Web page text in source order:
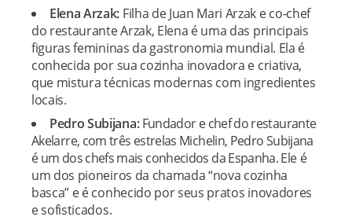
Elena Arzak: Filha de Juan Mari Arzak e co-chef
do restaurante Arzak, Elena é uma das principais
figuras femininas da gastronomia mundial. Ela é
conhecida por sua cozinha inovadora e criativa,
que mistura técnicas modernas com ingredientes
locais.
Pedro Subijana:Fundador e chef do restaurante
Akelarre, com três estrelas Michelin, Pedro Subijana
é um dos chefs mais conhecidos da Espanha. Ele é
um dos pioneiros da chamada “nova cozinha
basca” e é conhecido por seus pratos inovadores
e sofisticados.